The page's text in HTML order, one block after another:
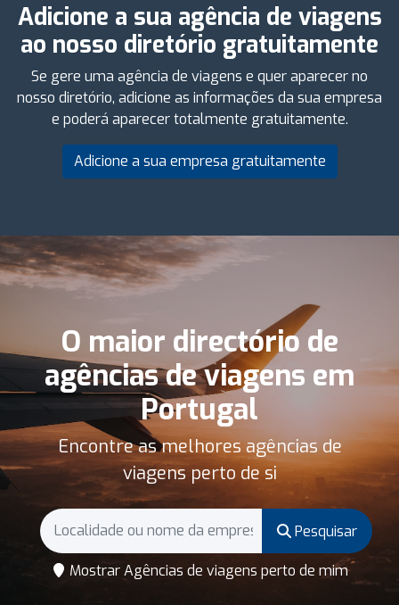
Adicione a sua agência de viagens
ao nosso diretório gratuitamente
Se gere uma agência de viagens e quer aparecer no
nosso diretório, adicione as informações da sua empresa
e poderá aparecer totalmente gratuitamente.
Adicione a sua empresa gratuitamente
O maior directório de
agências de viagens em
Portugal
Encontre as melhores agências de
viagens perto de si
Pesquisar
Mostrar Agências de viagens perto de mim